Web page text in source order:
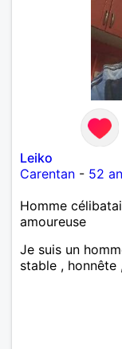
Leiko
Carentan - 52
Homme
amoureuse
Je suis un
stable , honnête